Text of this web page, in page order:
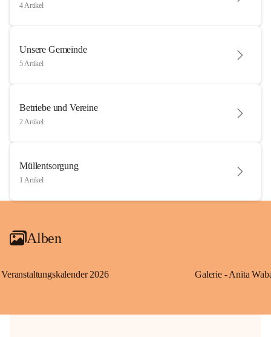
4 Artikel
Unsere Gemeinde
5 Artikel
Betriebe und Vereine
2 Artikel
Müllentsorgung
1 Artikel
Alben
Veranstaltungskalender 2026 Galerie - Anita